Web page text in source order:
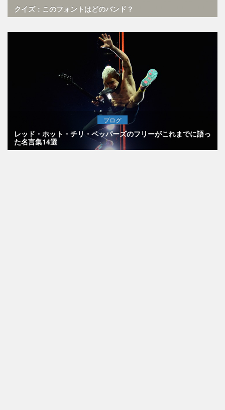
クイズ：このフォントはどのバンド？
ブログ
レッド・ホット・チリ・ペッパーズのフリーがこれまでに語っ
た名言集14選